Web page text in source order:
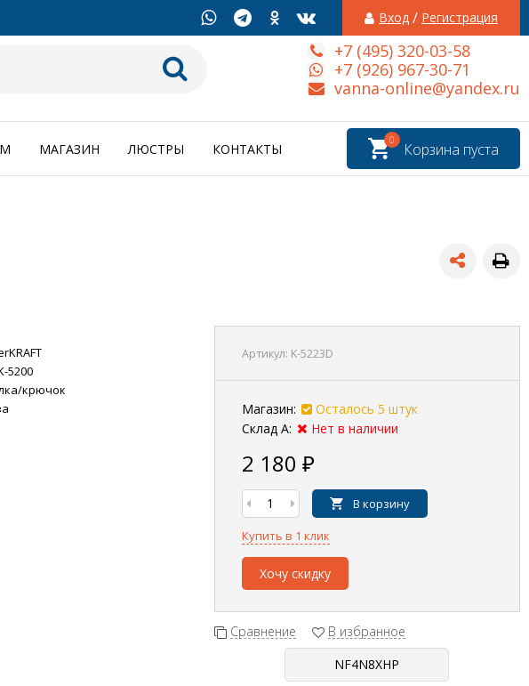
Вход / Регистрация
+7 (495) 320-03-58
+7 (926) 967-30-71
vanna-online@yandex.ru
Корзина пуста
0
МАГАЗИН ЛЮСТРЫ КОНТАКТЫ
Артикул: K-5223D
Магазин:
Осталось 5 штук
Склад А:
Нет в наличии
2 180 ₽
В корзину
Купить в 1 клик
Хочу скидку
Сравнение В избранное
5200
крючок